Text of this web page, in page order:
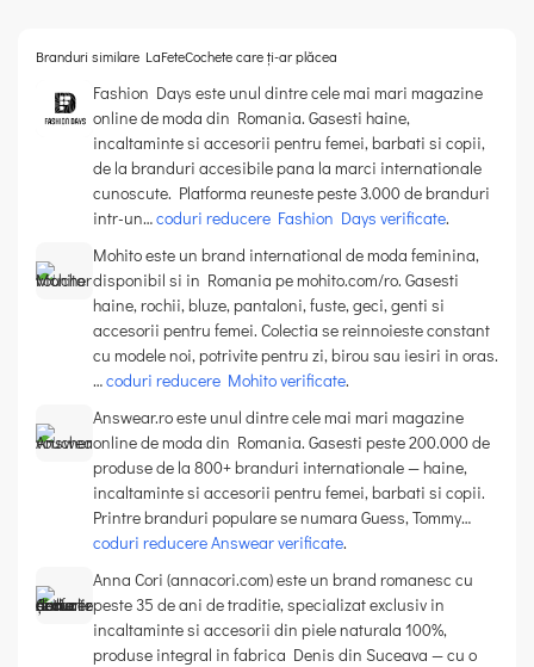
Branduri similare LaFeteCochete care ți-ar plăcea
Fashion Days este unul dintre cele mai mari magazine
online de moda din Romania. Gasesti haine,
incaltaminte si accesorii pentru femei, barbati si copii,
de la branduri accesibile pana la marci internationale
cunoscute. Platforma reuneste peste 3.000 de branduri
intr-un…coduri reducere Fashion Days verificate.
Mohito este un brand international de moda feminina,
disponibil si in Romania pe mohito.com/ro. Gasesti
haine, rochii, bluze, pantaloni, fuste, geci, genti si
accesorii pentru femei. Colectia se reinnoieste constant
cu modele noi, potrivite pentru zi, birou sau iesiri in oras.
…coduri reducere Mohito verificate.
Answear.ro este unul dintre cele mai mari magazine
online de moda din Romania. Gasesti peste 200.000 de
produse de la 800+ branduri internationale — haine,
incaltaminte si accesorii pentru femei, barbati si copii.
Printre branduri populare se numara Guess, Tommy…
coduri reducere Answear verificate.
Anna Cori (annacori.com) este un brand romanesc cu
peste 35 de ani de traditie, specializat exclusiv in
incaltaminte si accesorii din piele naturala 100%,
produse integral in fabrica Denis din Suceava — cu o